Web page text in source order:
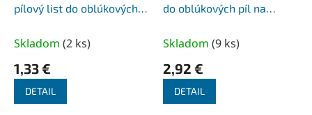
pílový list do oblúkových
dreva 912 mm
Skladom (2 ks)
1,33 €
DETAIL
do oblúkových píl na
čerstvého dreva 320 mm
Skladom (9 ks)
2,92 €
DETAIL